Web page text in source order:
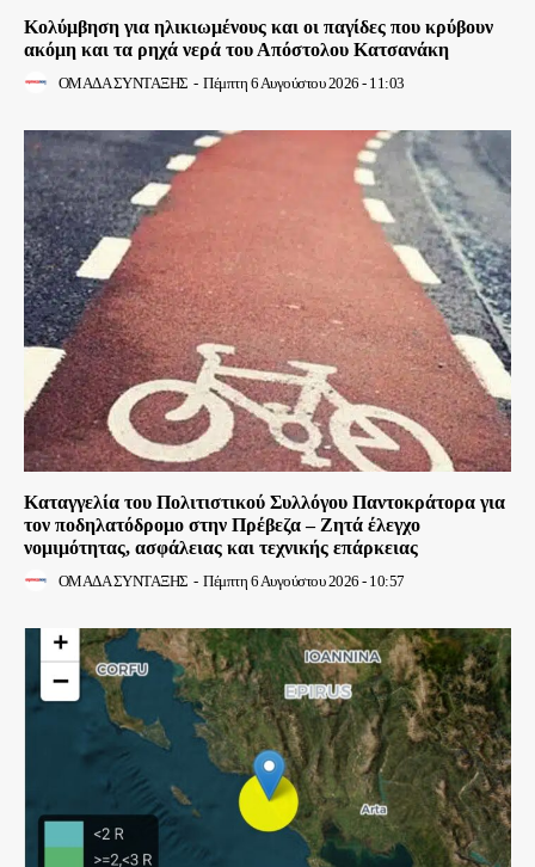
Κολύμβηση για ηλικιωμένους και οι παγίδες που κρύβουν
ακόμη και τα ρηχά νερά του Απόστολου Κατσανάκη
ΟΜΑΔΑ ΣΥΝΤΑΞΗΣ - Πέμπτη 6 Αυγούστου 2026 - 11:03
Καταγγελία του Πολιτιστικού Συλλόγου Παντοκράτορα για
τον ποδηλατόδρομο στην Πρέβεζα – Ζητά έλεγχο
νομιμότητας, ασφάλειας και τεχνικής επάρκειας
ΟΜΑΔΑ ΣΥΝΤΑΞΗΣ - Πέμπτη 6 Αυγούστου 2026 - 10:57